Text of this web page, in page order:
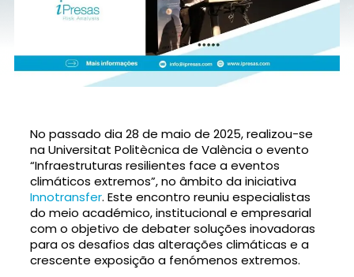
No passado dia 28 de maio de 2025, realizou-se
na Universitat Politècnica de València o evento
“Infraestruturas resilientes face a eventos
climáticos extremos”, no âmbito da iniciativa
Innotransfer. Este encontro reuniu especialistas
do meio académico, institucional e empresarial
com o objetivo de debater soluções inovadoras
para os desafios das alterações climáticas e a
crescente exposição a fenómenos extremos.